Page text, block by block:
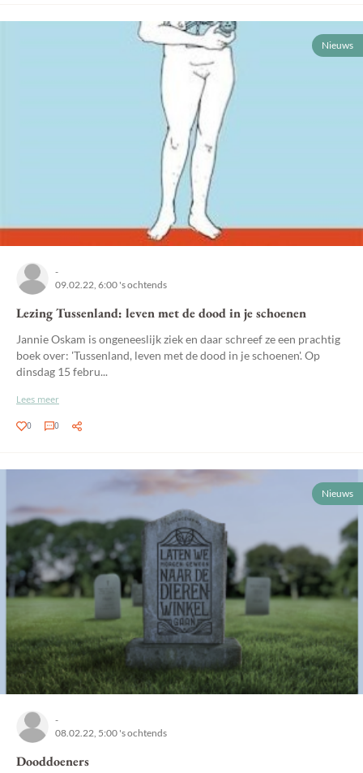
Nieuws
-
09.02.22, 6:00 's ochtends
Lezing Tussenland: leven met de dood in je schoenen
Jannie Oskam is ongeneeslijk ziek en daar schreef ze een prachtig
boek over: 'Tussenland, leven met de dood in je schoenen'. Op
dinsdag 15 febru...
Lees meer
0 0
Nieuws
-
08.02.22, 5:00 's ochtends
Dooddoeners